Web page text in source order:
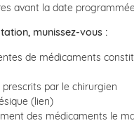
avant la date
munissez-vous :
de médicaments
par le chirurgien
(lien)
des médicaments le